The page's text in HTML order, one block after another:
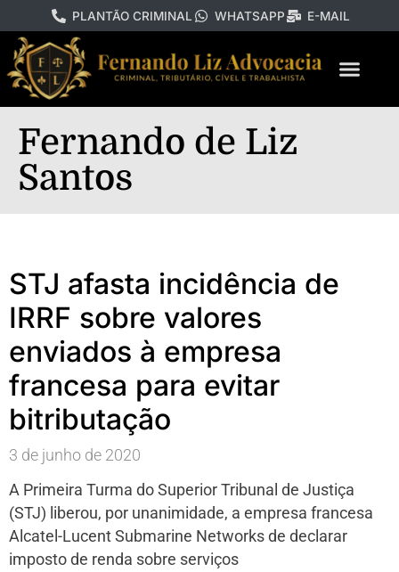
PLANTÃO CRIMINAL WHATSAPP E-MAIL
Fernando de Liz
Santos
STJ afasta incidência de
IRRF sobre valores
enviados à empresa
francesa para evitar
bitributação
3 de junho de 2020
A Primeira Turma do Superior Tribunal de Justiça
(STJ) liberou, por unanimidade, a empresa francesa
Alcatel-Lucent Submarine Networks de declarar
imposto de renda sobre serviços